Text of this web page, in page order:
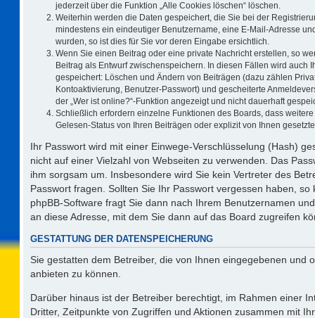
jederzeit über die Funktion „Alle Cookies löschen“ löschen.
Weiterhin werden die Daten gespeichert, die Sie bei der
mindestens ein eindeutiger Benutzername, eine E-Mail-Adresse
wurden, so ist dies für Sie vor deren Eingabe ersichtlich.
Wenn Sie einen Beitrag oder eine private Nachricht erstellen, so
Beitrag als Entwurf zwischenspeichern. In diesen Fällen wird
gespeichert: Löschen und Ändern von Beiträgen (dazu zählen
Kontoaktivierung, Benutzer-Passwort) und gescheiterte
der „Wer ist online?“-Funktion angezeigt und nicht dauerhaft
Schließlich erfordern einzelne Funktionen des Boards, dass
Gelesen-Status von Ihren Beiträgen oder explizit von Ihnen
Ihr Passwort wird mit einer Einwege-Verschlüsselung (Hash)
nicht auf einer Vielzahl von Webseiten zu verwenden. Das
ihm sorgsam um. Insbesondere wird Sie kein Vertreter des
Passwort fragen. Sollten Sie Ihr Passwort vergessen haben,
phpBB-Software fragt Sie dann nach Ihrem Benutzernamen
an diese Adresse, mit dem Sie dann auf das Board zugreifen
GESTATTUNG DER DATENSPEICHERUNG
Sie gestatten dem Betreiber, die von Ihnen eingegebenen
anbieten zu können.
Darüber hinaus ist der Betreiber berechtigt, im Rahmen einer
Dritter, Zeitpunkte von Zugriffen und Aktionen zusammen mit